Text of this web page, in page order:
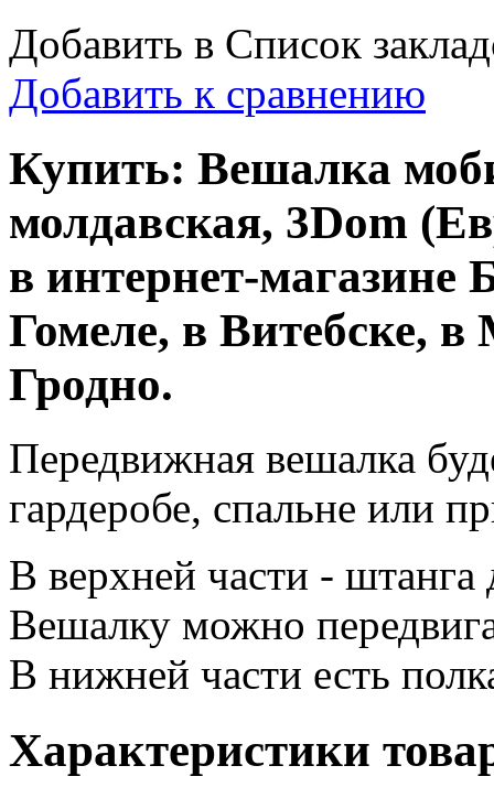
Добавить в Список
Добавить к сравнению
Купить: Вешалка
молдавская, 3Dom
в интернет-магазине
Гомеле, в Витебске, в
Гродно.
Передвижная вешалка
гардеробе, спальне или
В верхней части - штанга
Вешалку можно
В нижней части есть
Характеристики